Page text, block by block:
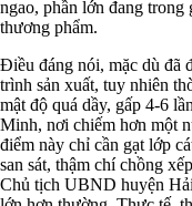
ngao, phần lớn đang trong
thương phẩm.
Điều đáng nói, mặc dù đã
trình sản xuất, tuy nhiên
mật độ quá dầy, gấp 4-6
Minh, nơi chiếm hơn một
điểm này chỉ cần gạt lớp
san sát, thậm chí chồng
Chủ tịch UBND huyện